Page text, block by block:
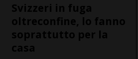
Svizzeri in fuga
oltreconfine, lo fanno
soprattutto per la
casa